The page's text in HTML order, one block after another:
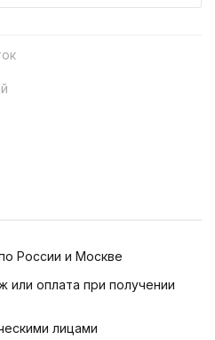
России и Москве
или оплата при получении
лицами